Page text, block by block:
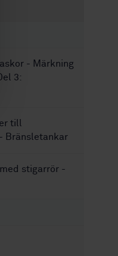
- Märkning
3:
till
Bränsletankar
stigarrör -